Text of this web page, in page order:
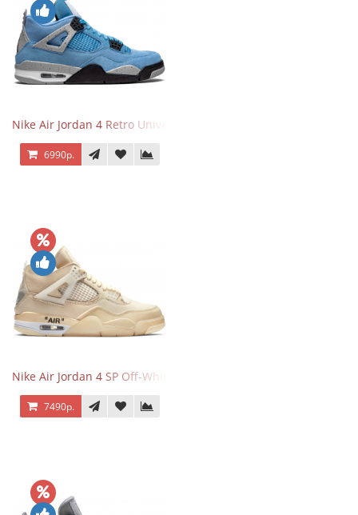
Nike Air Jordan 4 Retro University Blue
6990р.
Nike Air Jordan 4 SP Off-White Sail
7490р.